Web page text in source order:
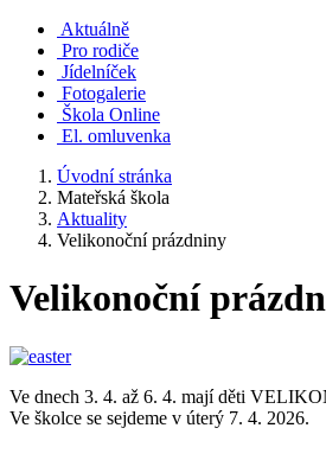
Aktuálně
Pro rodiče
Jídelníček
Fotogalerie
Škola Online
El. omluvenka
Úvodní stránka
Mateřská škola
Aktuality
Velikonoční prázdniny
Velikonoční
Ve dnech 3. 4. až 6. 4. mají děti
Ve školce se sejdeme v úterý 7. 4. 2026.